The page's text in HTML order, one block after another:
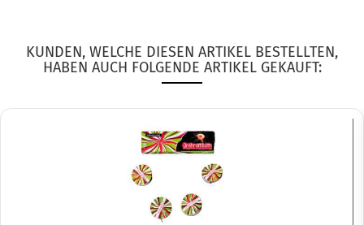
KUNDEN, WELCHE DIESEN ARTIKEL BESTELLTEN,
HABEN AUCH FOLGENDE ARTIKEL GEKAUFT: